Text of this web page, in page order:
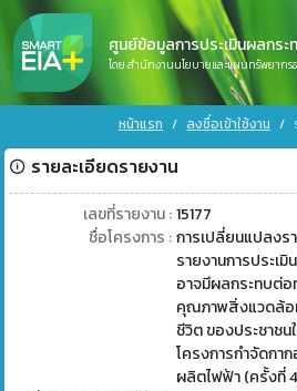
ศูนย์ข้อมูลการประเมินผลกร
โดย สำนักงานนโยบายและแผนทรัพยากร
หน้าแรก ลงชื่อเข้าใช้งาน
รายละเอียดรายงาน
เลขที่รายงาน : 15177
ชื่อโครงการ : การเปลี่ยนแปลงร
รายงานการประเ
อาจมีผลกระทบต่
คุณภาพสิ่งแวดล้
ชีวิต ของประชาช
โครงการกำจัดกา
ผลิตไฟฟ้า (ครั้งที่